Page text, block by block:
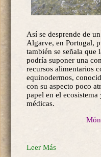
Así se desprende de
Algarve, en Portugal,
también se señala que
podría suponer una
recursos alimentarios
equinodermos,
con su aspecto poco
papel en el
médicas.
Leer Más